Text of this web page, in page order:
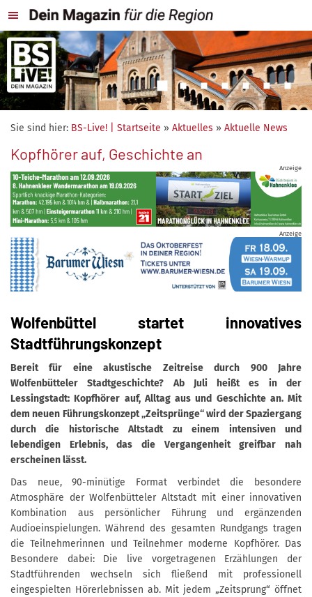
Sie sind hier: BS-Live! | Startseite » Aktuelles » Aktuelle News
Kopfhörer auf, Geschichte an
Anzeige
Anzeige
Wolfenbüttel startet innovatives
Stadtführungskonzept
Bereit für eine akustische Zeitreise durch 900 Jahre
Wolfenbütteler Stadtgeschichte? Ab Juli heißt es in der
Lessingstadt: Kopfhörer auf, Alltag aus und Geschichte an. Mit
dem neuen Führungskonzept „Zeitsprünge“ wird der Spaziergang
durch die historische Altstadt zu einem intensiven und
lebendigen Erlebnis, das die Vergangenheit greifbar nah
erscheinen lässt.
Das neue, 90-minütige Format verbindet die besondere
Atmosphäre der Wolfenbütteler Altstadt mit einer innovativen
Kombination aus persönlicher Führung und ergänzenden
Audioeinspielungen. Während des gesamten Rundgangs tragen
die Teilnehmerinnen und Teilnehmer moderne Kopfhörer. Das
Besondere dabei: Die live vorgetragenen Erzählungen der
Stadtführenden wechseln sich fließend mit professionell
eingespielten Hörerlebnissen ab. Mit jedem „Zeitsprung“ öffnet